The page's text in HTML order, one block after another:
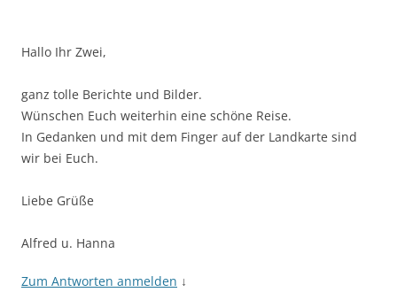
Hallo Ihr Zwei,
ganz tolle Berichte und Bilder.
Wünschen Euch weiterhin eine schöne Reise.
In Gedanken und mit dem Finger auf der Landkarte sind
wir bei Euch.
Liebe Grüße
Alfred u. Hanna
Zum Antworten anmelden ↓